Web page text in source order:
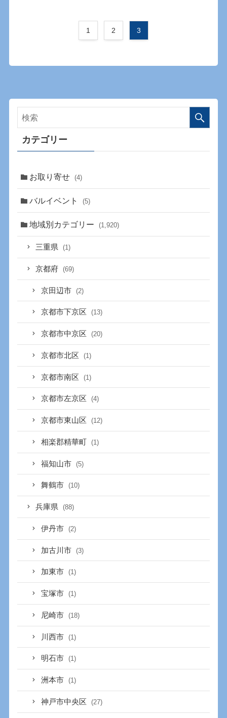
1 2 3
カテゴリー
お取り寄せ (4)
バルイベント (5)
地域別カテゴリー (1,920)
三重県 (1)
京都府 (69)
京田辺市 (2)
京都市下京区 (13)
京都市中京区 (20)
京都市北区 (1)
京都市南区 (1)
京都市左京区 (4)
京都市東山区 (12)
相楽郡精華町 (1)
福知山市 (5)
舞鶴市 (10)
兵庫県 (88)
伊丹市 (2)
加古川市 (3)
加東市 (1)
宝塚市 (1)
尼崎市 (18)
川西市 (1)
明石市 (1)
洲本市 (1)
神戸市中央区 (27)